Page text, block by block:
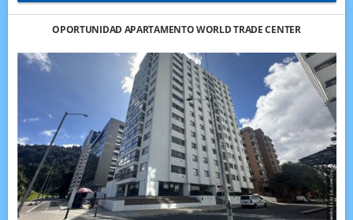
OPORTUNIDAD APARTAMENTO WORLD TRADE CENTER